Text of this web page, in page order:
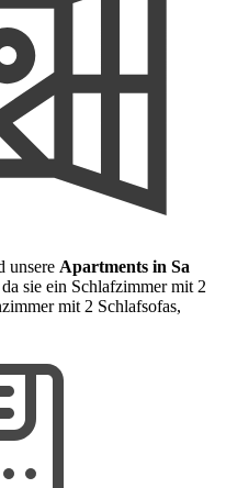
unsere Apartments in Sa
sie ein Schlafzimmer mit 2
mit 2 Schlafsofas,